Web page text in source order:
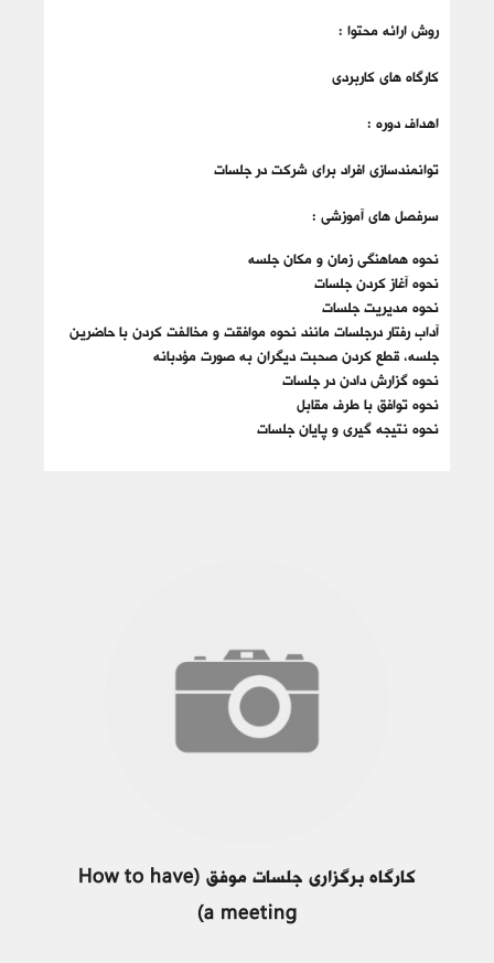
روش ارائه محتوا :
کارگاه های کاربردی
اهداف دوره :
توانمندسازی افراد برای شرکت در جلسات
سرفصل های آموزشی :
نحوه هماهنگی زمان و مکان جلسه
نحوه آغاز کردن جلسات
نحوه مدیریت جلسات
آداب رفتار درجلسات مانند نحوه موافقت و مخالفت کردن با حاضرین
جلسه، قطع کردن صحبت دیگران به صورت مؤدبانه
نحوه گزارش دادن در جلسات
نحوه توافق با طرف مقابل
نحوه نتیجه گیری و پایان جلسات
کارگاه برگزاری جلسات موفق (How to have
a meeting)